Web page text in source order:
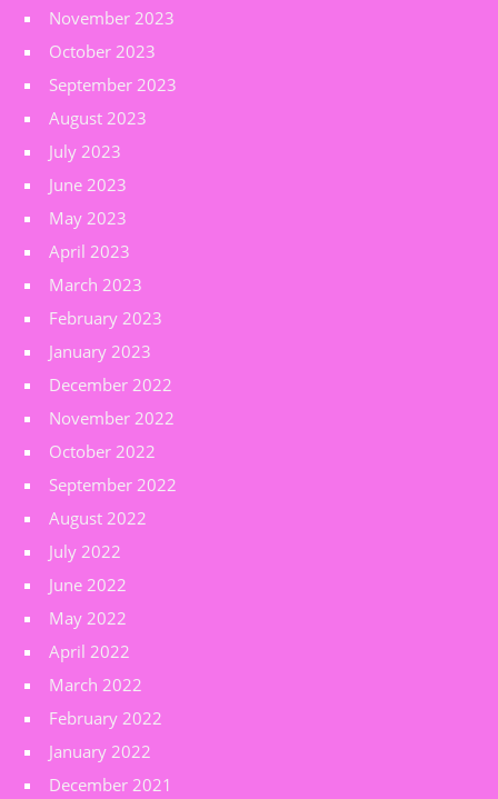
November 2023
October 2023
September 2023
August 2023
July 2023
June 2023
May 2023
April 2023
March 2023
February 2023
January 2023
December 2022
November 2022
October 2022
September 2022
August 2022
July 2022
June 2022
May 2022
April 2022
March 2022
February 2022
January 2022
December 2021